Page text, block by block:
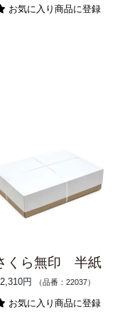
お気に入り商品に登録
くら無印 半紙
2,310円 （品番：22037）
お気に入り商品に登録